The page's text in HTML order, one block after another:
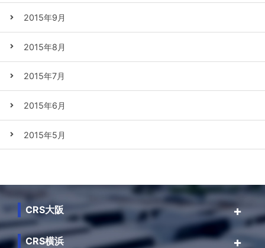
2015年9月
2015年8月
2015年7月
2015年6月
2015年5月
CRS大阪
CRS横浜